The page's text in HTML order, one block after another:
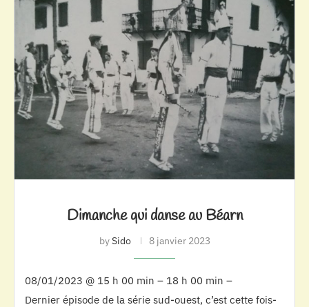
Dimanche qui danse au Béarn
bySido 8 janvier 2023
08/01/2023 @ 15 h 00 min – 18 h 00 min –
Dernier épisode de la série sud-ouest, c’est cette fois-